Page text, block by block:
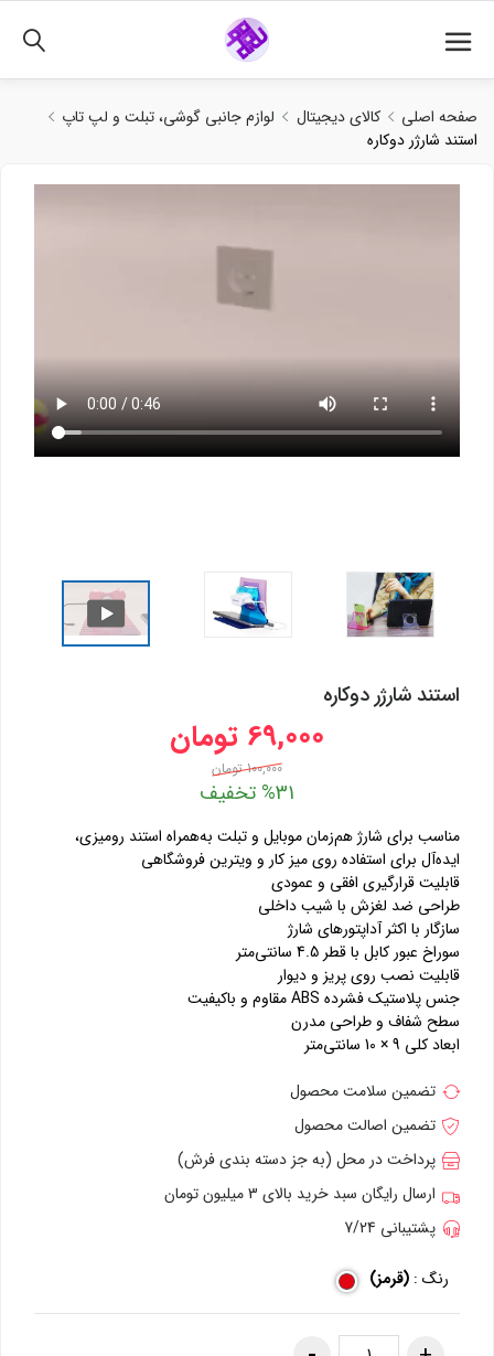
صفحه اصلی کالای دیجیتال
لوازم جانبی گوشی، تبلت و لپ تاپ
استند شارژر دوکاره
استند شارژر دوکاره
69,000 تومان
100,000 تومان
%31 تخفیف
مناسب برای شارژ هم‌زمان موبایل و تبلت به‌همراه استند رومیزی،
ایده‌آل برای استفاده روی میز کار و ویترین فروشگاهی
قابلیت قرارگیری افقی و عمودی
طراحی ضد لغزش با شیب داخلی
سازگار با اکثر آداپتورهای شارژ
سوراخ عبور کابل با قطر 4.5 سانتی‌متر
قابلیت نصب روی پریز و دیوار
جنس پلاستیک فشرده ABS مقاوم و باکیفیت
سطح شفاف و طراحی مدرن
ابعاد کلی 9 × 10 سانتی‌متر
تضمین سلامت محصول
تضمین اصالت محصول
پرداخت در محل (به جز دسته بندی فرش)
ارسال رایگان سبد خرید بالای 3 میلیون تومان
پشتیبانی 7/24
رنگ : (قرمز)